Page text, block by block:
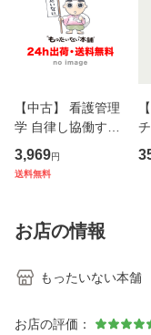
【中古】 看護管理
学 自律し協働する
専門職の看護マネ
ジメントスキル 改
恵 藤本幸三 / 南江
堂 [単行
3,969円
送料無料
お店の情報
もったいない本舗
お店の評価：